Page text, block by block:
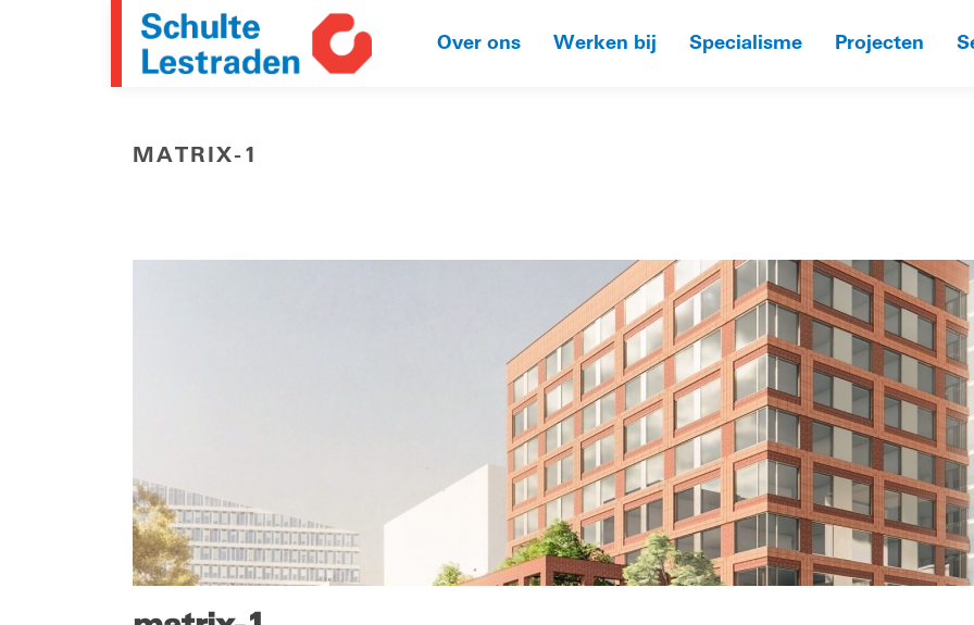
Over ons Werken bij Specialisme Projecten
MATRIX-1